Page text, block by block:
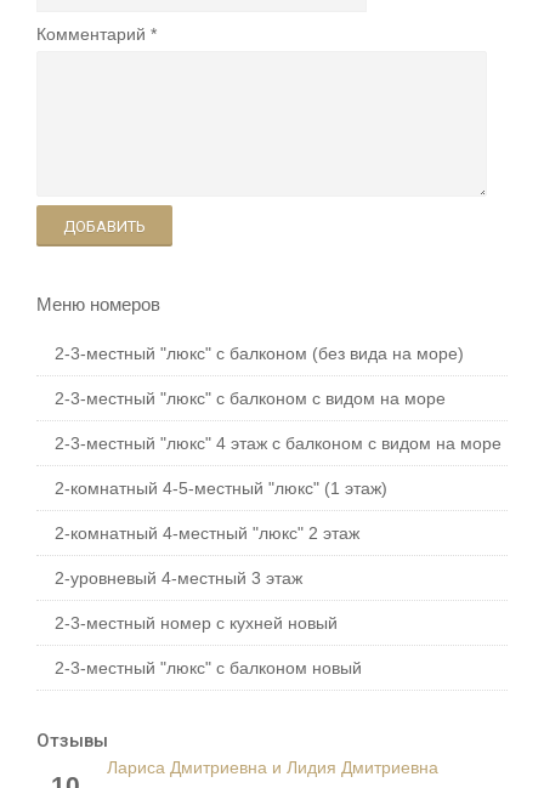
Комментарий
ДОБАВИТЬ
Меню номеров
2-3-местный "люкс" с балконом (без вида на море)
2-3-местный "люкс" с балконом с видом на море
2-3-местный "люкс" 4 этаж с балконом с видом на море
2-комнатный 4-5-местный "люкс" (1 этаж)
2-комнатный 4-местный "люкс" 2 этаж
2-уровневый 4-местный 3 этаж
2-3-местный номер с кухней новый
2-3-местный "люкс" с балконом новый
Отзывы
Лариса Дмитриевна и Лидия Дмитриевна